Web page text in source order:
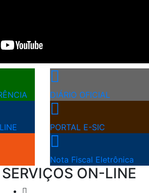
DIÁRIO OFICIAL
PORTAL E-SIC
Nota Fiscal Eletrônica
SERVIÇOS ON-LINE